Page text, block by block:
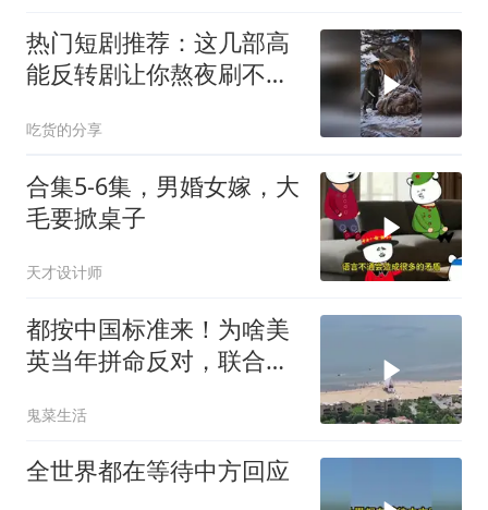
热门短剧推荐：这几部高
能反转剧让你熬夜刷不
吃货的分享
合集5-6集，男婚女嫁，大
毛要掀桌子
天才设计师
都按中国标准来！为啥美
英当年拼命反对，联合国
鬼菜生活
全世界都在等待中方回应